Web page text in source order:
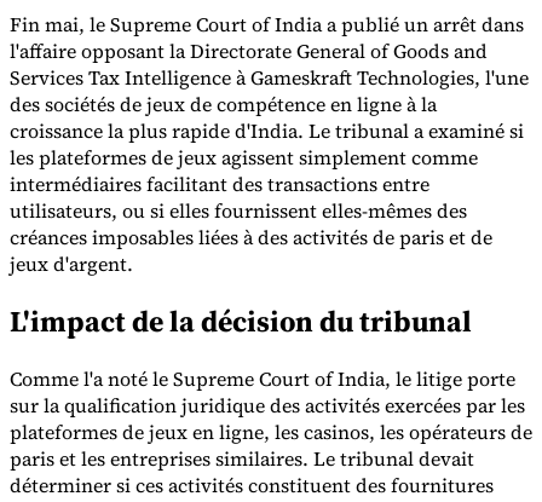
fiscalité indirecte
Taxes sur le carbone et prélèvements
environnementaux
Outils
Calculateur de VATCalculateur de GSTCalculateur de taxe de
vente Vérificateur de numéro de VAT Suivi des obligations de
facturation électronique
Fin mai, le Supreme Court of India a publié un arrêt dans
l'affaire opposant la Directorate General of Goods and
Services Tax Intelligence à Gameskraft Technologies, l'une
des sociétés de jeux de compétence en ligne à la
croissance la plus rapide d'India. Le tribunal a examiné si
les plateformes de jeux agissent simplement comme
intermédiaires facilitant des transactions entre
utilisateurs, ou si elles fournissent elles-mêmes des
créances imposables liées à des activités de paris et de
jeux d'argent.
L'impact de la décision du tribunal
Comme l'a noté le Supreme Court of India, le litige porte
sur la qualification juridique des activités exercées par les
plateformes de jeux en ligne, les casinos, les opérateurs de
paris et les entreprises similaires. Le tribunal devait
déterminer si ces activités constituent des fournitures